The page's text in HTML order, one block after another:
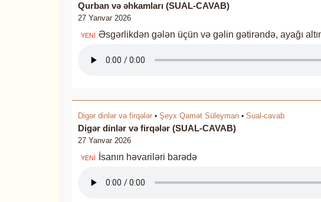
Qurban və əhkamları (SUAL-CAVAB)
27 Yanvar 2026
YENİ Əsgərlikdən gələn üçün və gəlin gətirəndə, ayağı
Digər dinlər və firqələr • Şeyx Qamət Süleyman • Sual-cavab
Digər dinlər və firqələr (SUAL-CAVAB)
27 Yanvar 2026
YENİ İsanın həvariləri barədə